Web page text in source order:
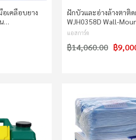
อเคลือบยาง
…
ฝักบัวและอ่างล้างตาติ
WJH0358D Wall-
แอสการ์ด
฿
฿14,060.00